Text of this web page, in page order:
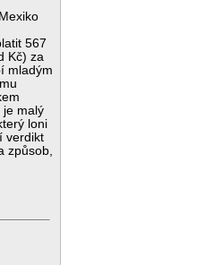
567
Kč) za
mladým
je malý
loni
verdikt
způsob,